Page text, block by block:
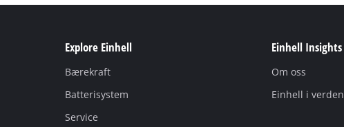
Explore Einhell
Bærekraft
Batterisystem
Service
Einhell Insights
Om oss
Einhell i verden